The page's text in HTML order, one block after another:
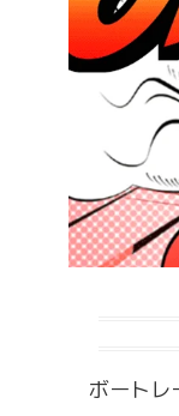
ボートレ